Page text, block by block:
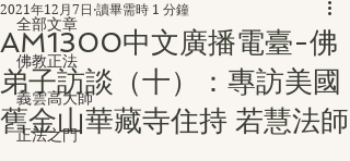
全部文章
佛教正法
義雲高大師
正法之門
AM1300中文廣播電臺-佛
弟子訪談（十）：專訪美國
舊金山華藏寺住持 若慧法師
2021年12月7日 讀畢需時 1 分鐘